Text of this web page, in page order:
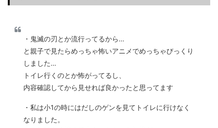
・鬼滅の刃とか流行ってるから…
と親子で見たらめっちゃ怖いアニメでめっちゃびっくり
しました…
トイレ行くのとか怖がってるし、
内容確認してから見せれば良かったと思ってます
・私は小1の時にはだしのゲンを見てトイレに行けなく
なりました。